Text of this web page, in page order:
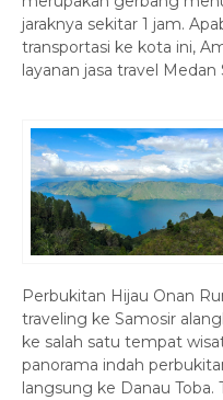
jaraknya sekitar 1 jam.
transportasi ke kota ini,
layanan jasa travel Medan
Perbukitan Hijau Onan
traveling ke Samosir
ke salah satu tempat
panorama indah
langsung ke Danau